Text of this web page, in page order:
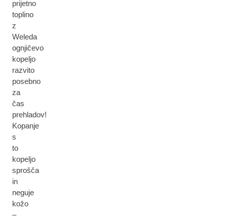
prijetno
toplino
z
Weleda
ognjičevo
kopeljo
razvito
posebno
za
čas
prehladov!
Kopanje
s
to
kopeljo
sprošča
in
neguje
kožo
–